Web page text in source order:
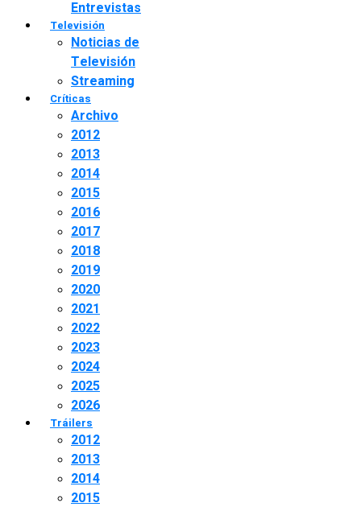
Entrevistas
Televisión
Noticias de
Televisión
Streaming
Críticas
Archivo
2012
2013
2014
2015
2016
2017
2018
2019
2020
2021
2022
2023
2024
2025
2026
Tráilers
2012
2013
2014
2015